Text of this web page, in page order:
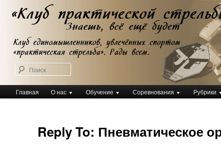
Перейти
основному
содержимому
Клуб практической стрельбы
Клуб практической стрельбы
Главное
меню
Главная О нас Обучение Соревнования Рубрики
Reply To: Пневматическое